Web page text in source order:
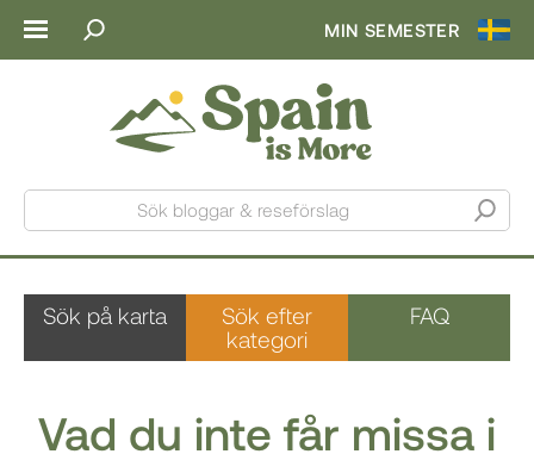
MIN SEMESTER
Sök bloggar & reseförslag
Sök på karta
Sök efter
kategori
FAQ
Vad du inte får missa i